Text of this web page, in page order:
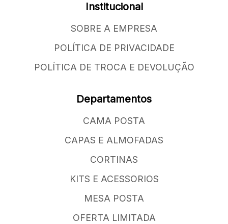
Institucional
SOBRE A EMPRESA
POLÍTICA DE PRIVACIDADE
POLÍTICA DE TROCA E DEVOLUÇÃO
Departamentos
CAMA POSTA
CAPAS E ALMOFADAS
CORTINAS
KITS E ACESSORIOS
MESA POSTA
OFERTA LIMITADA